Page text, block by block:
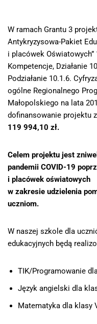
W ramach Grantu 3
Antykryzysowa-Pakiet
i placówek
Kompetencje, Działanie
Podziałanie 10.1.6.
ogólne Regionalnego
Małopolskiego na lata
dofinansowanie projektu z
119 994,10 zł.
Celem projektu jest
pandemii COVID-19
i placówek oświatowych
w zakresie udzielenia
uczniom.
W naszej szkole dla
edukacyjnych będą
TIK/Programowanie
Język angielski dla
Matematyka dla klasy